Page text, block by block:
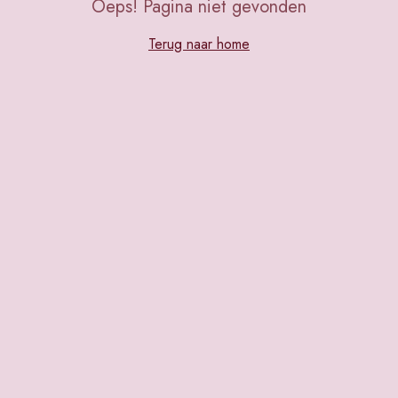
Oeps! Pagina niet gevonden
Terug naar home